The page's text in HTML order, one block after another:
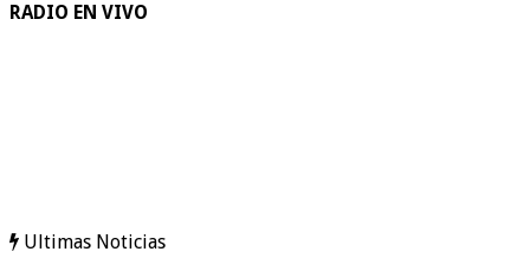
RADIO EN VIVO
Ultimas Noticias